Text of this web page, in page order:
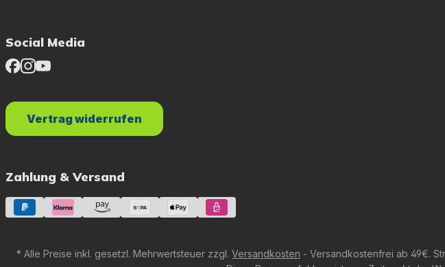
Social Media
Zahlung & Versand
Vertrag widerrufen
* Alle Preise inkl. gesetzl. Mehrwertsteuer zzgl. Versandkosten - Versandkostenfrei ab 49€.